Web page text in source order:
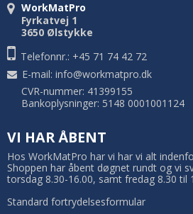
WorkMatPro
Fyrkatvej 1
3650 Ølstykke
Telefonnr.: +45 71 74 42 72
E-mail: info@workmatpro.dk
CVR-nummer: 41399155
Bankoplysninger: 5148 0001001124
VI HAR ÅBENT
Hos WorkMatPro har vi har vi alt
Shoppen har åbent døgnet rundt og vi
torsdag 8.30-16.00, samt fredag 8.30 til
Standard fortrydelsesformular